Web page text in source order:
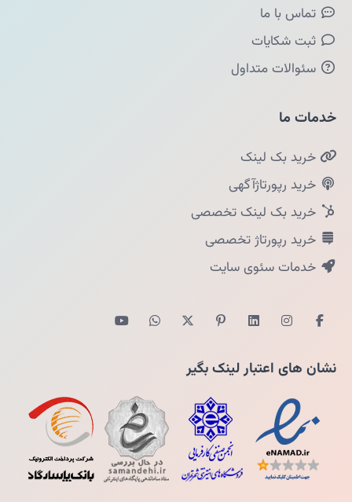
تماس با ما
ثبت شکایات
سئوالات متداول
خدمات ما
خرید بک لینک
خرید رپورتاژآگهی
خرید بک لینک تخصصی
خرید رپورتاژ تخصصی
خدمات سئوی سایت
نشان های اعتبار لینک بگیر